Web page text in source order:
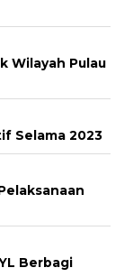
Wilayah Pulau
Selama 2023
Berbagi